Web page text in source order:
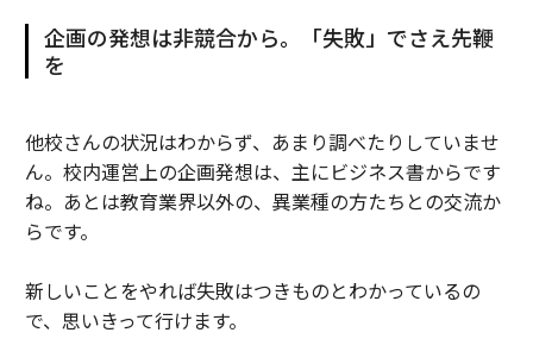
企画の発想は非競合から。「失敗」でさえ先鞭
を
他校さんの状況はわからず、あまり調べたりしていませ
ん。校内運営上の企画発想は、主にビジネス書からです
ね。あとは教育業界以外の、異業種の方たちとの交流か
らです。
新しいことをやれば失敗はつきものとわかっているの
で、思いきって行けます。